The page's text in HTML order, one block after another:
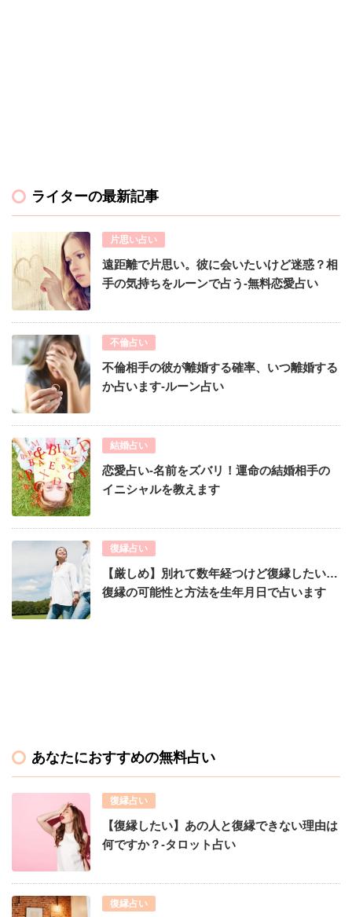
ライターの最新記事
片思い占い
遠距離で片思い。彼に会いたいけど迷惑？相
手の気持ちをルーンで占う-無料恋愛占い
不倫占い
不倫相手の彼が離婚する確率、いつ離婚する
か占います-ルーン占い
結婚占い
恋愛占い-名前をズバリ！運命の結婚相手の
イニシャルを教えます
復縁占い
【厳しめ】別れて数年経つけど復縁したい…
復縁の可能性と方法を生年月日で占います
あなたにおすすめの無料占い
復縁占い
【復縁したい】あの人と復縁できない理由は
何ですか？-タロット占い
復縁占い